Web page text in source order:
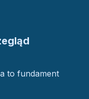
to fundament